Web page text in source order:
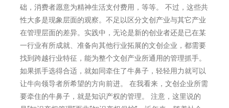
础，消费者愿意为精神生活支付费用，等等。 不过，这些共
性大多是现象层面的观察。不足以区分文创产业与其它产业
在管理层面的差异。实践中，无论是新的创业者还是已在某
一行业有所成就、准备向其他行业拓展的文创企业，都需要
找到跨越行业特征，能为整个文创产业所通用的管理抓手。
如果抓手选得合适，就如同牵住了牛鼻子，轻轻用力就可以
让牛向领导者所希望的方向前进。 在我看来，文创企业所需
要牵住的牛鼻子，就是知识产权的管理。 注意，这里说的